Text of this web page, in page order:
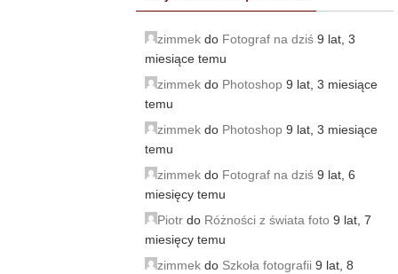
zimmek do Fotograf na dziś 9 lat, 3
miesiące temu
zimmek do Photoshop 9 lat, 3 miesiące
temu
zimmek do Photoshop 9 lat, 3 miesiące
temu
zimmek do Fotograf na dziś 9 lat, 6
miesięcy temu
Piotr do Różności z świata foto 9 lat, 7
miesięcy temu
zimmek do Szkoła fotografii 9 lat, 8